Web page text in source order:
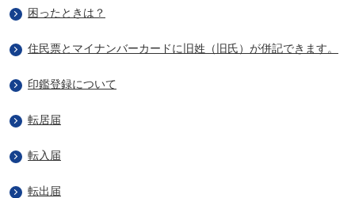
困ったときは？
住民票とマイナンバーカードに旧姓（旧氏）が併記できます。
印鑑登録について
転居届
転入届
転出届